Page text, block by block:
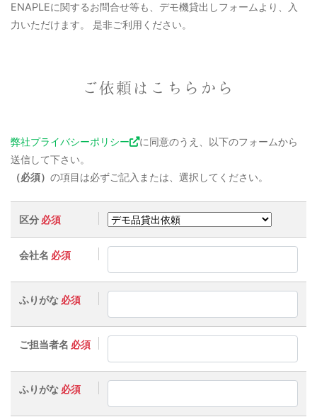
ENAPLEに関するお問合せ等も、デモ機貸出しフォームより、入
力いただけます。 是非ご利用ください。
ご依頼はこちらから
弊社プライバシーポリシー
に同意のうえ、以下のフォームから
送信して下さい。
（必須） の項目は必ずご記入または、選択してください。
区分 必須
会社名 必須
ふりがな 必須
ご担当者名 必須
ふりがな 必須